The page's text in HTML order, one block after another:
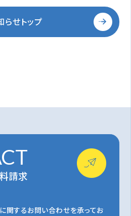
らせトップ
請求
関するお問い合わせを承ってお